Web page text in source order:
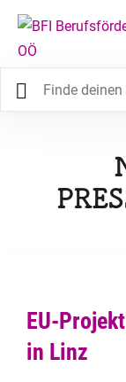
EU-
in Linz